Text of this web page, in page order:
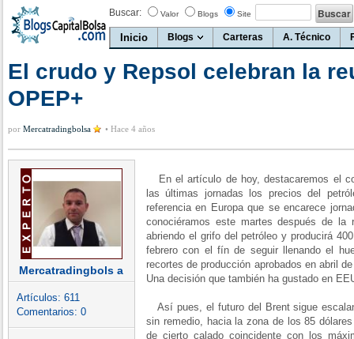
Buscar: Valor Blogs Site
Inicio Blogs Carteras A. Técnico
El crudo y Repsol celebran la
OPEP+
por Mercatradingbolsa • Hace 4 años
Mercatradingbols a
Artículos: 611
Comentarios: 0
En el artículo de hoy, destacaremos el
las últimas jornadas los precios del
referencia en Europa que se encarece
conociéramos este martes después de
abriendo el grifo del petróleo y producirá
febrero con el fín de seguir llenando el
recortes de producción aprobados en abril
Una decisión que también ha gustado en
Así pues, el futuro del Brent sigue
sin remedio, hacia la zona de los 85
de cierto calado coincidente con los